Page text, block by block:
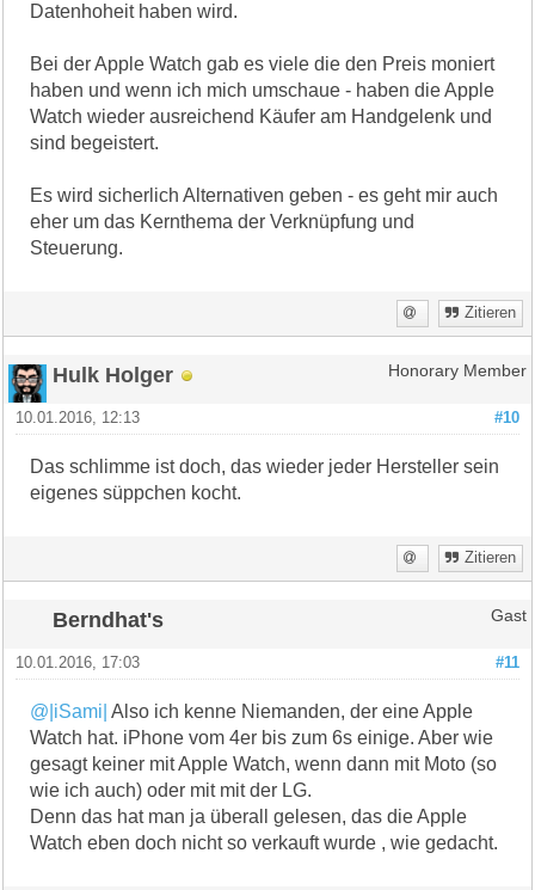
Datenhoheit haben wird.
Bei der Apple Watch gab es viele die den Preis moniert
haben und wenn ich mich umschaue - haben die Apple
Watch wieder ausreichend Käufer am Handgelenk und
sind begeistert.
Es wird sicherlich Alternativen geben - es geht mir auch
eher um das Kernthema der Verknüpfung und
Steuerung.
Zitieren
Hulk Holger Honorary Member
#10
10.01.2016, 12:13
Das schlimme ist doch, das wieder jeder Hersteller sein
eigenes süppchen kocht.
Zitieren
Berndhat's Gast
#11
10.01.2016, 17:03
@|iSami| Also ich kenne Niemanden, der eine Apple
Watch hat. iPhone vom 4er bis zum 6s einige. Aber wie
gesagt keiner mit Apple Watch, wenn dann mit Moto (so
wie ich auch) oder mit mit der LG.
Denn das hat man ja überall gelesen, das die Apple
Watch eben doch nicht so verkauft wurde , wie gedacht.